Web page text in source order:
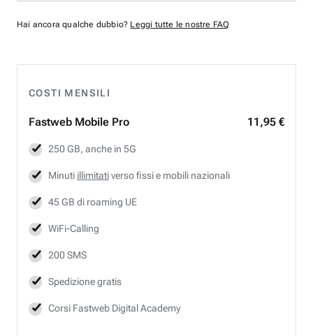
COSTI MENSILI
Fastweb Mobile Pro 11,95 €
250 GB, anche in 5G
Minuti illimitativerso fissi e mobili nazionali
45 GB di roaming UE
WiFi-Calling
200 SMS
Spedizione gratis
Corsi Fastweb Digital Academy
Hai ancora qualche dubbio? Leggi tutte le nostre FAQ